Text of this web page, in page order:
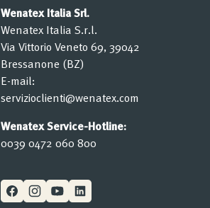
Wenatex Italia Srl.
Wenatex Italia S.r.l.
Via Vittorio Veneto 69, 39042
Bressanone (BZ)
E-mail:
servizioclienti@wenatex.com
Wenatex Service-Hotline:
0039 0472 060 800